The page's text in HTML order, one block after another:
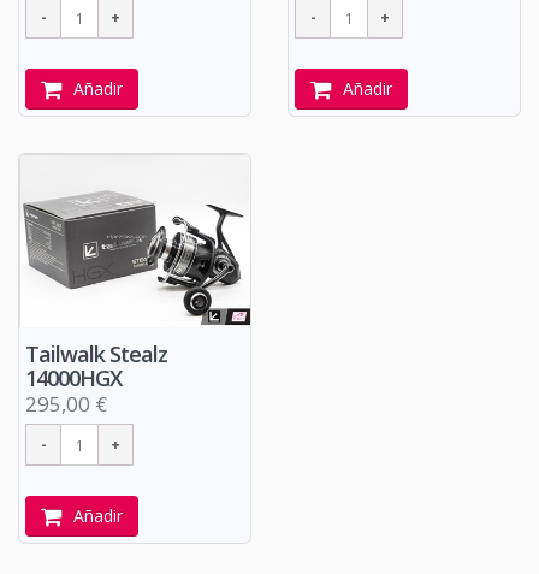
Añadir Añadir
Tailwalk Stealz
14000HGX
295,00 €
Añadir